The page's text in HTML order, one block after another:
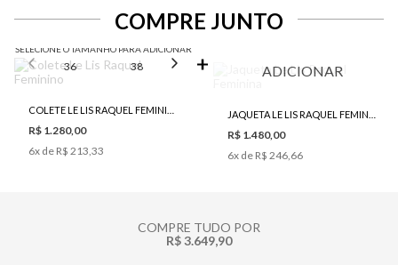
COMPRE JUNTO
SELECIONE O TAMANHO PARA ADICIONAR
36 38 40 42 44
R$ 1.280,00
6x de R$ 213,33
ADICIONAR
R$ 1.480,00
6x de R$ 246,66
COMPRE TUDO POR
R$ 3.649,90